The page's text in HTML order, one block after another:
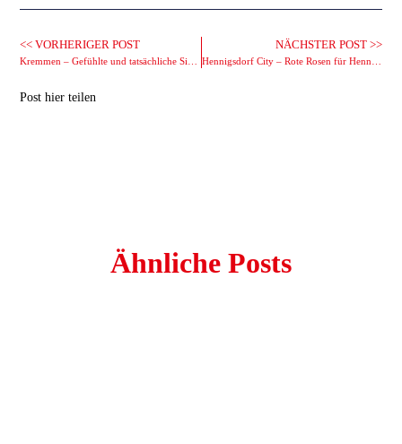
<< VORHERIGER POST NÄCHSTER POST >>
Post hier teilen
Ähnliche Posts